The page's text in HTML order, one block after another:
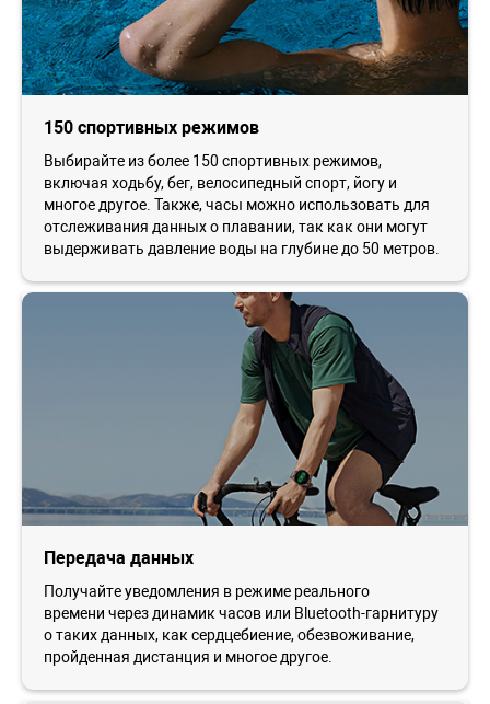
150 спортивных режимов
Выбирайте из более 150 спортивных режимов,
включая ходьбу, бег, велосипедный спорт, йогу и
многое другое. Также, часы можно использовать для
отслеживания данных о плавании, так как они могут
выдерживать давление воды на глубине до 50 метров.
Передача данных
Получайте уведомления в режиме реального
времени через динамик часов или Bluetooth-гарнитуру
о таких данных, как сердцебиение, обезвоживание,
пройденная дистанция и многое другое.